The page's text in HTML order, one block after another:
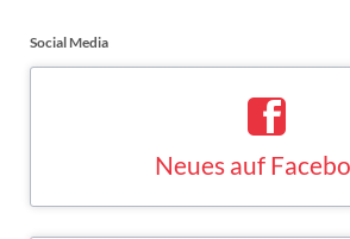
Social Media